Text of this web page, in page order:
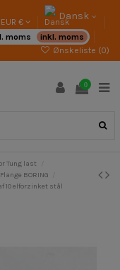
EUR € Dansk
moms
inkl. moms
Ønskeliste (0)
0
Tung last
BORING
10 elforzinket stål